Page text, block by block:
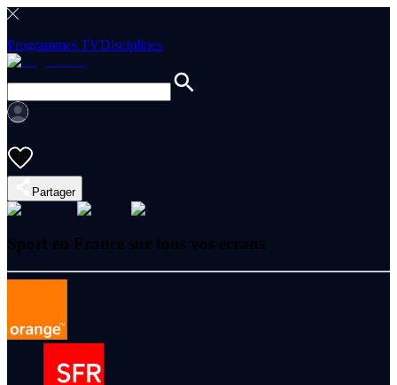
Programmes TVDisciplines
Partager
Sport en France sur tous vos écrans